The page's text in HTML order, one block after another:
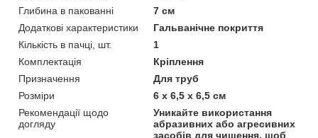
Глибина в пакованні
7 см
Додаткові характеристики
Гальванічне покриття
Кількість в пачці, шт.
1
Комплектація
Кріплення
Призначення
Для труб
Розміри
6 x 6,5 x 6,5 см
Рекомендації щодо
догляду
Уникайте використання
абразивних або агресивних
засобів для чищення, щоб